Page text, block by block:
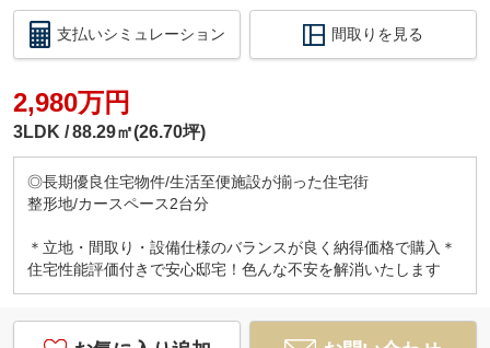
支払いシミュレーション 間取りを見る
2,980万円
3LDK 88.29㎡(26.70坪)
◎長期優良住宅物件/生活至便施設が揃った住宅街
整形地/カースペース2台分
＊立地・間取り・設備仕様のバランスが良く納得価格で購入＊
住宅性能評価付きで安心邸宅！色んな不安を解消いたします